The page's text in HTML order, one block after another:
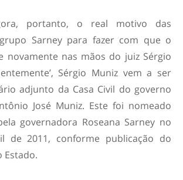
portanto, o real motivo das
Sarney para fazer com que o
novamente nas mãos do juiz Sérgio
Sérgio Muniz vem a ser
adjunto da Casa Civil do governo
José Muniz. Este foi nomeado
governadora Roseana Sarney no
de 2011, conforme publicação do
Estado.